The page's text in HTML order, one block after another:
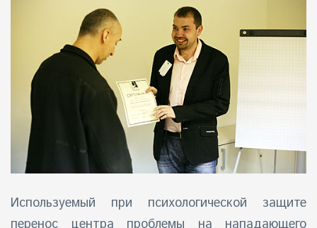
Используемый при психологической защите